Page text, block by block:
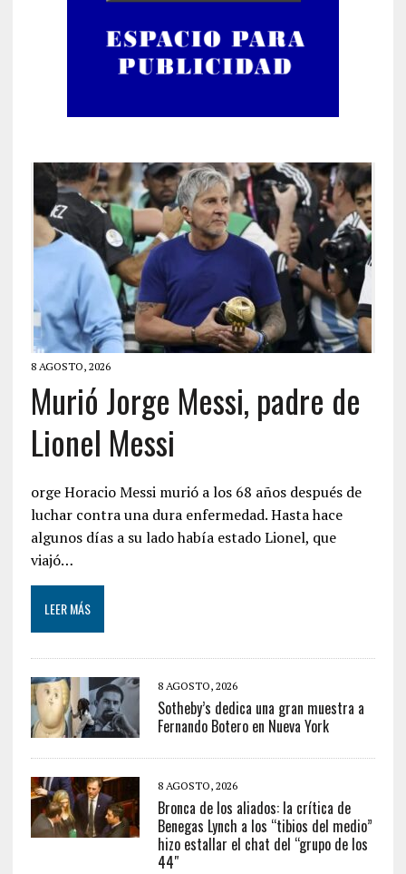
8 AGOSTO, 2026
Murió Jorge Messi, padre de
Lionel Messi
orge Horacio Messi murió a los 68 años después de
luchar contra una dura enfermedad. Hasta hace
algunos días a su lado había estado Lionel, que
viajó…
LEER MÁS
8 AGOSTO, 2026
Sotheby’s dedica una gran muestra a
Fernando Botero en Nueva York
8 AGOSTO, 2026
Bronca de los aliados: la crítica de
Benegas Lynch a los “tibios del medio”
hizo estallar el chat del “grupo de los
44″